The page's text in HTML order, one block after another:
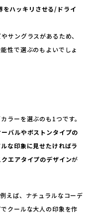
をハッキリさせる/ドライ
サングラスがあるため、
性で選ぶのもよいでしょ
ラーを選ぶのも1つです。
バルやボストンタイプの
な印象に見せたければラ
エアタイプのデザインが
えば、ナチュラルなコーデ
クールな大人の印象を作